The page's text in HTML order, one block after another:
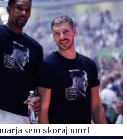
sem skoraj umrl